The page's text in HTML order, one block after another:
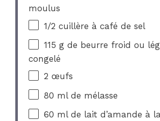
moulus
1/2 cuillère à café de sel
115 g de beurre froid ou
congelé
2 œufs
80 ml de mélasse
60 ml de lait d’amande à